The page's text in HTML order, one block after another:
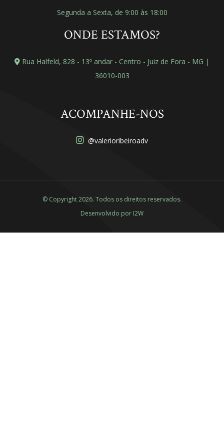
Segunda a Sexta, de 9:00 às 18:00
ONDE ESTAMOS?
Rua Halfeld, 828 - 13º andar - Centro - Juiz de Fora - MG |
36010-003
ACOMPANHE-NOS
@valerioribeiroadv
© Copyright 2026. Todos os direitos reservados.
Desenvolvido por I2W